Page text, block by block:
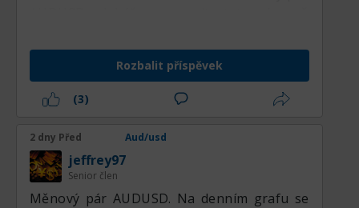
budu očekávat další růst měnového páru k
následující úrovni rezistence.
Ale pokud tento měnový pár AUDUSD
nedokáže prorazit tuto úroveň rezistence
očekávat korekci měnového páru k úrovni
podpory 0.70198.
Rozbalit příspěvek
(3)
2 dny Před Aud/usd
jeffrey97
Senior člen
Měnový pár AUDUSD. Na denním grafu se